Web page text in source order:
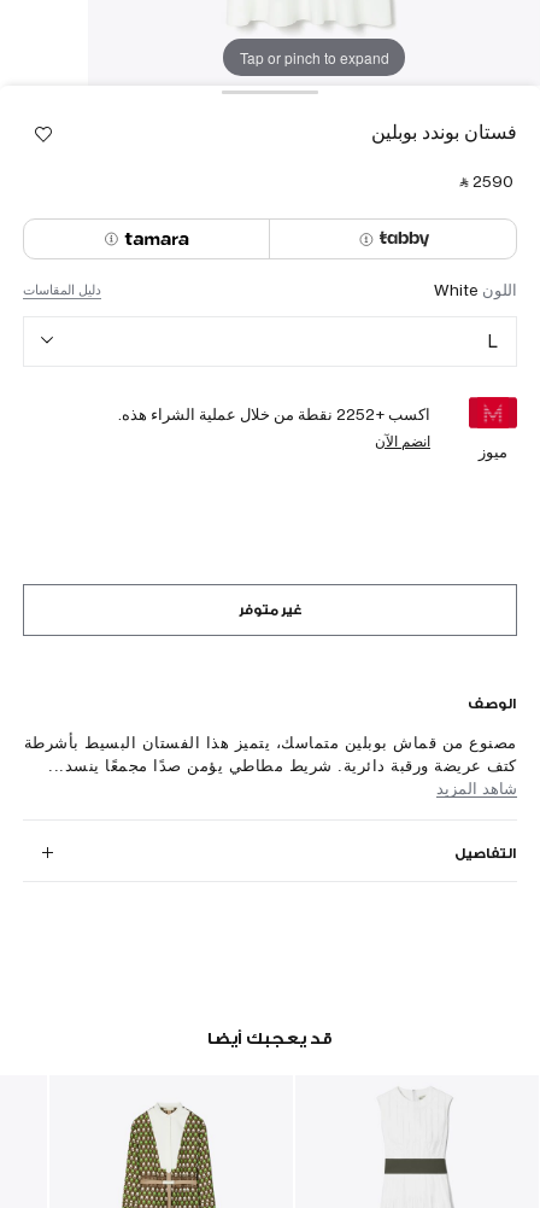
Tap or pinch to expand
فستان بوندد بوبلين
‎ ⃁ ⁦2590⁩ ‎
دليل المقاسات اللون White
L
ميوز
اكسب +2252 نقطة من خلال عملية الشراء هذه.
انضم الآن
غير متوفر
الوصف
مصنوع من قماش بوبلين متماسك، يتميز هذا الفستان البسيط بأشرطة
كتف عريضة ورقبة دائرية. شريط مطاطي يؤمن صدًا مجمعًا ينسد...
شاهد المزيد
التفاصيل
قد يعجبك أيضا